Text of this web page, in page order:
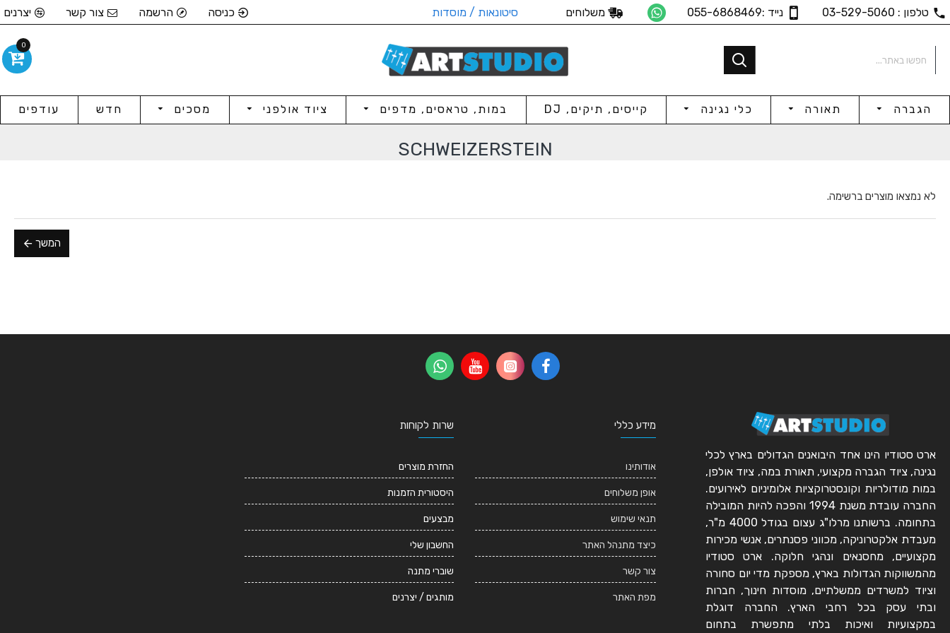
טלפון : 03-529-5060 נייד :055-6868469 משלוחים סיטונאות / מוסדות כניסה הרשמה צור קשר יצרנים
הגברה תאורה כלי נגינה קייסים, תיקים, DJ במות, טראסים, מדפים ציוד אולפני מסכים חדש עודפים
SCHWEIZERSTEIN
לא נמצאו מוצרים ברשימה.
המשך
ארט סטודיו הינו אחד היבואנים הגדולים בארץ לכלי
נגינה, ציוד הגברה מקצועי, תאורת במה, ציוד אולפן,
במות מודולריות וקונסטרוקציות אלומיניום לאירועים.
החברה עובדת משנת 1994 והפכה להיות המובילה
בתחומה. ברשותנו מרלו"ג עצום בגודל 4000 מ"ר,
מעבדת אלקטרוניקה, מכווני פסנתרים, אנשי מכירות
מקצועיים, מחסנאים ונהגי חלוקה. ארט סטודיו
מהמשווקות הגדולות בארץ, מספקת מדי יום סחורה
וציוד למשרדים ממשלתיים, מוסדות חינוך, חברות
ובתי עסק בכל רחבי הארץ. החברה דוגלת
במקצועיות ואיכות בלתי מתפשרת בתחום
מידע כללי
אודותינו
אופן משלוחים
תנאי שימוש
כיצד מתנהל האתר
צור קשר
מפת האתר
שרות לקוחות
החזרת מוצרים
היסטורית הזמנות
מבצעים
החשבון שלי
שוברי מתנה
מותגים / יצרנים
0